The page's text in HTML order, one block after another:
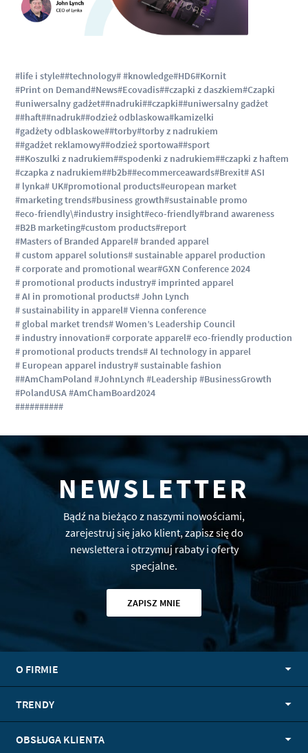
#life i style##technology# #knowledge#HD6#Kornit
#Print on Demand#News#Ecovadis##czapki z daszkiem#Czapki
#uniwersalny gadżet##nadruki##czapki##uniwersalny gadżet
##haft##nadruk##odzież odblaskowa#kamizelki
#gadżety odblaskowe##torby#torby z nadrukiem
##gadżet reklamowy##odzież sportowa##sport
##Koszulki z nadrukiem##spodenki z nadrukiem##czapki z haftem
#czapka z nadrukiem##b2b##ecommerceawards#Brexit# ASI
# lynka# UK#promotional products#european market
#marketing trends#business growth#sustainable promo
#eco-friendly\#industry insight#eco-friendly#brand awareness
#B2B marketing#custom products#report
#Masters of Branded Apparel# branded apparel
# custom apparel solutions# sustainable apparel production
# corporate and promotional wear#GXN Conference 2024
# promotional products industry# imprinted apparel
# AI in promotional products# John Lynch
# sustainability in apparel# Vienna conference
# global market trends# Women’s Leadership Council
# industry innovation# corporate apparel# eco-friendly production
# promotional products trends# AI technology in apparel
# European apparel industry# sustainable fashion
##AmChamPoland #JohnLynch #Leadership #BusinessGrowth
#PolandUSA #AmChamBoard2024
##########
NEWSLETTER
Bądź na bieżąco z naszymi nowościami,
zarejestruj się jako klient, zapisz się do
newslettera i otrzymuj rabaty i oferty
specjalne.
ZAPISZ MNIE
O FIRMIE
TRENDY
OBSŁUGA KLIENTA